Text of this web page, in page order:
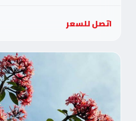
اتصل للسعر